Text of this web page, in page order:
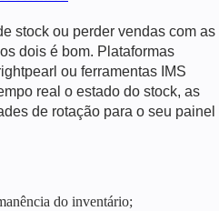
stock ou perder vendas com as
dois é bom. Plataformas
ou ferramentas IMS
real o estado do stock, as
de rotação para o seu painel
do inventário;